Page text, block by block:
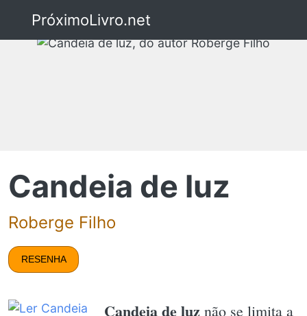
PróximoLivro.net
Candeia de luz
Roberge Filho
RESENHA
Candeia de luz não se limita a